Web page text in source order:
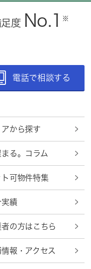
度 No.1 ※
電話で相談する
アから探す
る。コラム
ト可物件特集
実績
の方はこちら
情報・アクセス